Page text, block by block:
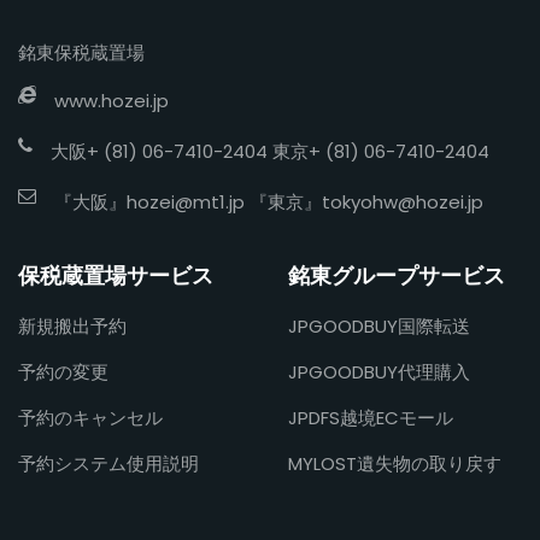
銘東保税蔵置場
www.hozei.jp
大阪+ (81) 06-7410-2404 東京+ (81) 06-7410-2404
『大阪』 hozei@mt1.jp 『東京』 tokyohw@hozei.jp
保税蔵置場サービス
新規搬出予約
予約の変更
予約のキャンセル
予約システム使用説明
銘東グループサービス
JPGOODBUY国際転送
JPGOODBUY代理購入
JPDFS越境ECモール
MYLOST遺失物の取り戻す